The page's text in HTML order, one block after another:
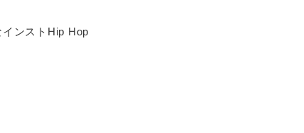
インストHip Hop